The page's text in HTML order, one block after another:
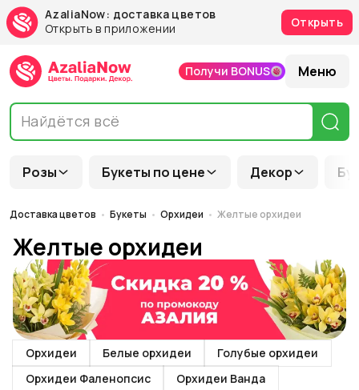
AzaliaNow: доставка цветов
Открыть в приложении
Открыть
Розы Букеты по цене Декор
Получи BONUS Меню
Доставка цветов Букеты Орхидеи Желтые орхидеи
Желтые орхидеи
Орхидеи Белые орхидеи
Голубые орхидеи
Орхидеи Фаленопсис
Орхидеи Ванда